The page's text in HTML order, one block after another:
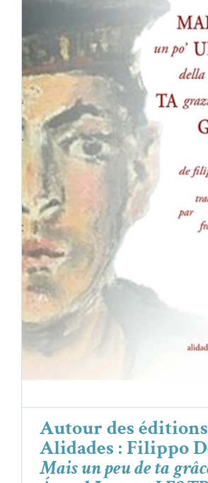
Autour des éditions
De Pisis,
Mais un peu de ta
Ángel Leyva,
LES TROIS
CUARTAS
Essais & Chroniques
Autour des éditions
Alidades : Filippo
Mais un peu de ta